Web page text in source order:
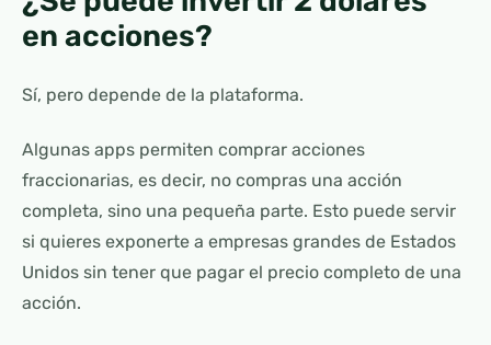
en acciones?
Sí, pero depende de la plataforma.
Algunas apps permiten comprar acciones
fraccionarias, es decir, no compras una acción
completa, sino una pequeña parte. Esto puede servir
si quieres exponerte a empresas grandes de Estados
Unidos sin tener que pagar el precio completo de una
acción.